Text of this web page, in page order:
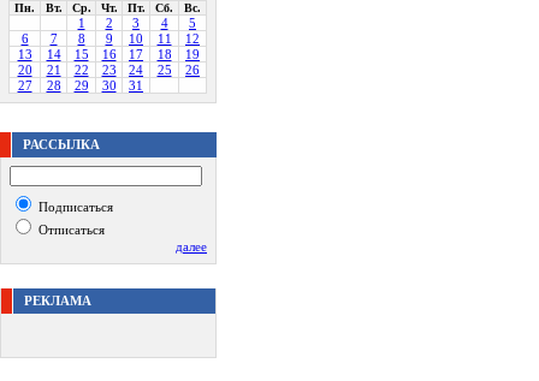
Пн. Вт. Ср. Чт. Пт. Сб. Вс.
1 2 3 4
5
6
7 8 9 10 11
12
13
14 15 16 17 18
19
20
21 22 23 24 25
26
27
28 29 30 31
РАССЫЛКА
Подписаться
Отписаться
далее
РЕКЛАМА